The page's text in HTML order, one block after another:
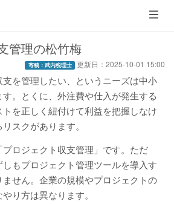
メ
ニ
ュ
ー
管理の松竹梅
寄稿：武内税理士 更新日： 2025-10-01 15:00
を管理したい、というニーズは中小
。とくに、外注費や仕入が発生する
を正しく紐付けて利益を把握しなけ
スクがあります。
ロジェクト収支管理」です。ただ
もプロジェクト管理ツールを導入す
せん。企業の規模やプロジェクトの
り方は異なります。